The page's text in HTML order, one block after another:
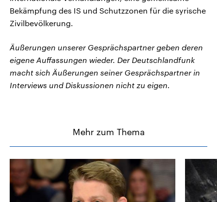
Bekämpfung des IS und Schutzzonen für die syrische
Zivilbevölkerung.
Äußerungen unserer Gesprächspartner geben deren
eigene Auffassungen wieder. Der Deutschlandfunk
macht sich Äußerungen seiner Gesprächspartner in
Interviews und Diskussionen nicht zu eigen.
Mehr zum Thema